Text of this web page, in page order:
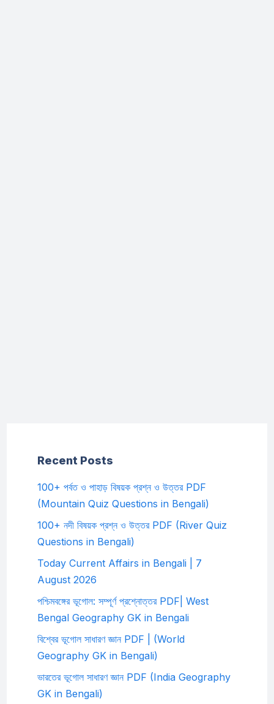
Recent Posts
100+ পর্বত ও পাহাড় বিষয়ক প্রশ্ন ও উত্তর PDF
(Mountain Quiz Questions in Bengali)
100+ নদী বিষয়ক প্রশ্ন ও উত্তর PDF (River Quiz
Questions in Bengali)
Today Current Affairs in Bengali | 7
August 2026
পশ্চিমবঙ্গের ভূগোল: সম্পূর্ণ প্রশ্নোত্তর PDF| West
Bengal Geography GK in Bengali
বিশ্বের ভূগোল সাধারণ জ্ঞান PDF | (World
Geography GK in Bengali)
ভারতের ভূগোল সাধারণ জ্ঞান PDF (India Geography
GK in Bengali)